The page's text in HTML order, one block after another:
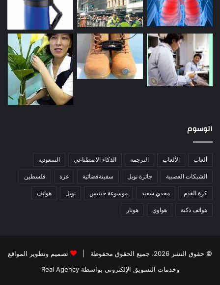
الوسوم
ألعاب الألعاب الترجمة الذكاء الاصطناعي السعودية
الشبكات العصبية جائزة نوبل سفينةفضائية غزة فلسطين
كرة القدم مجدي سعيد موسوعة جينيس نوبل هواتف
هواتف ذكية هواوي هونار
© حقوق النشر 2026، جميع الحقوق محفوظة |
تصميم وتطوير المواقع
وخدمات التسويق الإلكتروني بواسطة Real Agency